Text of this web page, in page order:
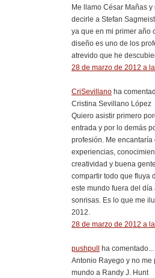
Me llamo César Mañas
decirle a Stefan
ya que en mi primer año
diseño es uno de los
atrevido que he
28 de marzo de 2012 a
CriSevillano ha
Cristina Sevillano López
Quiero asistir primero
entrada y por lo demás
profesión. Me
experiencias,
creatividad y buena
compartir todo que fluya
este mundo fuera del día
sonrisas. Es lo que me
2012.
28 de marzo de 2012 a
pushpull ha comentado...
Antonio Rayego y no me
mundo a Randy J. Hunt